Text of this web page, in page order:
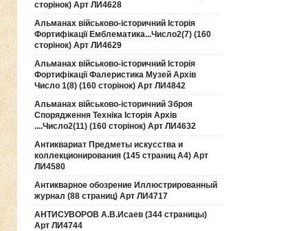
сторінок) Арт ЛИ4628
Альманах військово-історичний Історія
Фортифікації Емблематика...Число2(7) (160
сторінок) Арт ЛИ4629
Альманах військово-історичний Історія
Фортифікації Фалеристика Музей Архів
Число 1(8) (160 сторінок) Арт ЛИ4842
Альманах військово-історичний Зброя
Спорядження Техніка Історія Архів
....Число2(11) (160 сторінок) Арт ЛИ4632
Антиквариат Предметы искусства и
коллекционирования (145 страниц А4) Арт
ЛИ4580
Антикварное обозрение Иллюстрированный
журнал (88 страниц) Арт ЛИ4717
АНТИСУВОРОВ А.В.Исаев (344 страницы)
Арт ЛИ4744